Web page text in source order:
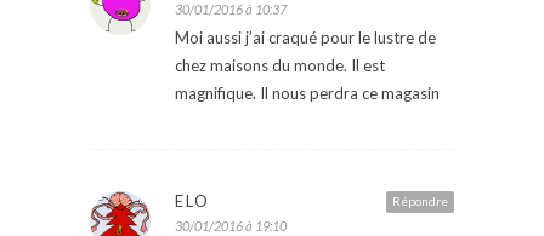
30/01/2016 à 10:37
Moi aussi j’ai craqué pour le lustre de
chez maisons du monde. Il est
magnifique. Il nous perdra ce magasin
Répondre
ELO
30/01/2016 à 19:10